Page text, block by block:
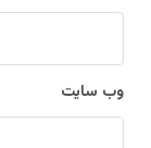
وب‌ سایت